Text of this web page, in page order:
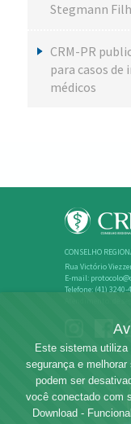
Stegmann
CRM-PR
para casos
médicos
CONSELHO
Rua Victório
E-mail:
Telefone: (41) 3240-
Este sistema
segurança e
podem ser
você conectado com
Download -